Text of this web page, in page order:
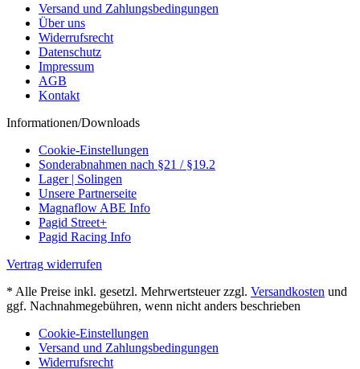
Versand und Zahlungsbedingungen
Über uns
Widerrufsrecht
Datenschutz
Impressum
AGB
Kontakt
Informationen/Downloads
Cookie-Einstellungen
Sonderabnahmen nach §21 / §19.2
Lager | Solingen
Unsere Partnerseite
Magnaflow ABE Info
Pagid Street+
Pagid Racing Info
Vertrag widerrufen
* Alle Preise inkl. gesetzl. Mehrwertsteuer zzgl. Versandkosten und
ggf. Nachnahmegebühren, wenn nicht anders beschrieben
Cookie-Einstellungen
Versand und Zahlungsbedingungen
Widerrufsrecht